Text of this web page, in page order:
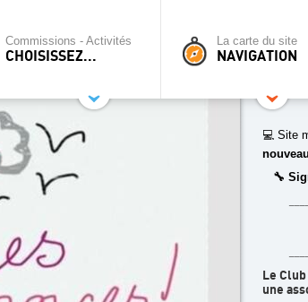
Commissions - Activités
CHOISISSEZ...
La carte du site
NAVIGATION
💻 Site
🔧
Le
une